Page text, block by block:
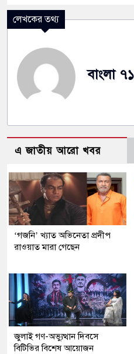
লেখকের তথ্য
বাংলা
এ জাতীয় আরো খবর
‘গজনি’ খ্যাত অভিনেতা প্রদীপ
রাওয়াত মারা গেছেন
জুলাই গণ-অভ্যুত্থান দিবসে
বিটিভির বিশেষ আয়োজন